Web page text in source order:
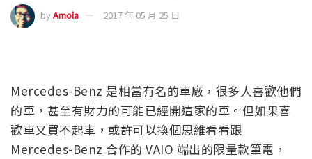
byAmola 2017 年 05 月 25 日
Mercedes-Benz 是相當有名的車廠，很多人喜歡他們
的車，甚至有財力的可能已經開這家的車。但如果喜
歡車又買不起車，或許可以換個思維看看跟
Mercedes-Benz 合作的 VAIO 端出的限量款筆電，